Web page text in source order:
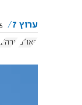
ערוץ 7
האו"ם ארה"ב